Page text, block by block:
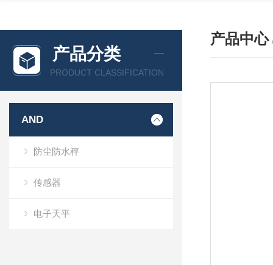
产品分类
PRODUCT CLASSIFICATION
AND
防尘防水秤
传感器
电子天平
产品中心